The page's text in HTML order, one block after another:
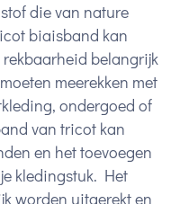
die van nature
biaisband kan
belangrijk
meerekken met
ondergoed of
van tricot kan
en het toevoegen
kledingstuk. Het
worden uitgerekt en